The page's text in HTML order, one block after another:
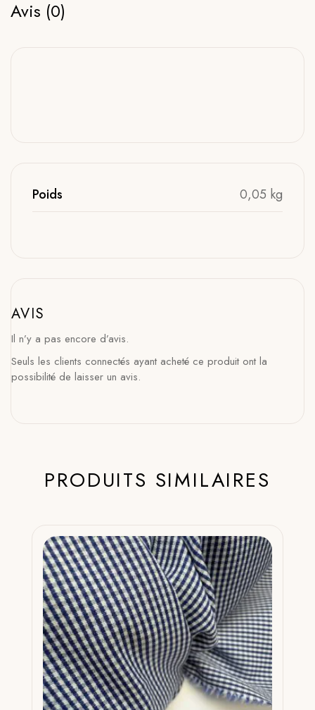
Avis (0)
Poids 0,05 kg
AVIS
Il n’y a pas encore d’avis.
Seuls les clients connectés ayant acheté ce produit ont la
possibilité de laisser un avis.
PRODUITS SIMILAIRES